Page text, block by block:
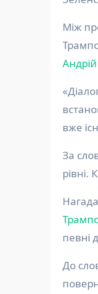
Між президентом України Володимиром Зеленським і новообраним президентом США Дональдом
вже
За
рівні.
певні
До